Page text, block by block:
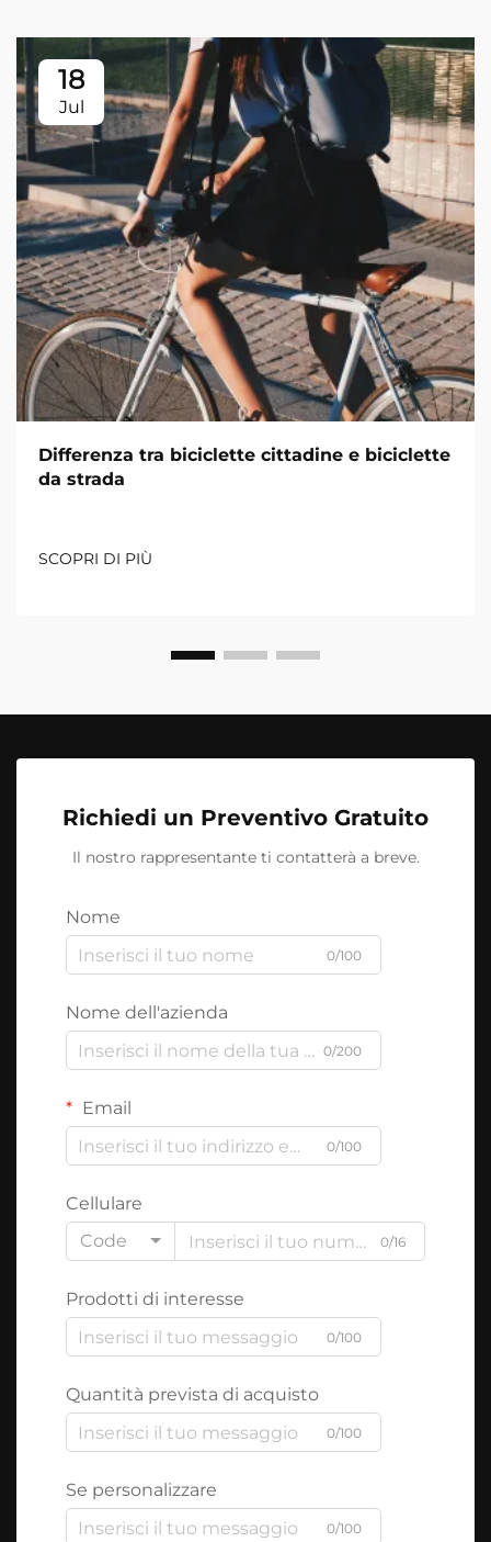
18
Jul
Differenza tra biciclette cittadine e biciclette
da strada
SCOPRI DI PIÙ
Richiedi un Preventivo Gratuito
Il nostro rappresentante ti contatterà a breve.
Nome
0/100
Nome dell'azienda
0/200
Email
0/100
Cellulare
Code
0/16
Prodotti di interesse
0/100
Quantità prevista di acquisto
0/100
Se personalizzare
0/100